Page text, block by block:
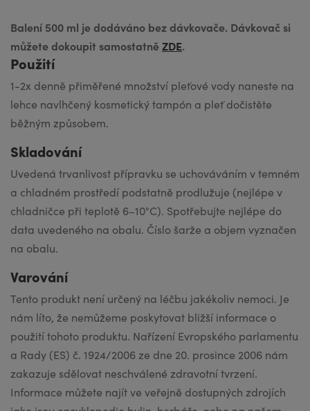
Balení 500 ml je dodáváno bez dávkovače. Dávkovač si
můžete dokoupit samostatněZDE.
Použití
1-2x denně přiměřené množství pleťové vody naneste na
lehce navlhčený kosmetický tampón a pleť dočistěte
běžným způsobem.
Skladování
Uvedená trvanli­vost přípravku se uchováváním v temném
a chladném prostředí podstatně prodlužuje (nejlépe v
chladničce při teplotě 6–10°C). Spotřebujte nejlépe do
data uvedeného na obalu. Číslo šarže a objem vyznačen
na obalu.
Varování
Tento produkt není určený na léčbu jakékoliv nemoci. Je
nám líto, že nemůžeme poskytovat bližší informace o
použití tohoto produktu. Nařízení Evropského parlamentu
a Rady (ES) č. 1924/2006 ze dne 20. prosince 2006 nám
zakazuje sdělovat neschválené zdravotní tvrzení.
Informace můžete najít ve veřejně dostupných zdrojích